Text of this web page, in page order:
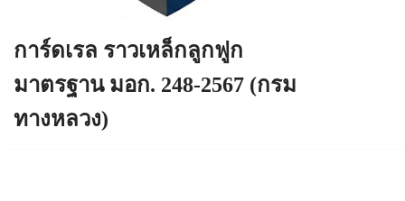
การ์ดเรล ราวเหล็กลูกฟูก
มาตรฐาน มอก. 248-2567 (กรม
ทางหลวง)